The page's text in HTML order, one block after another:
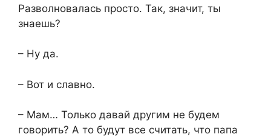
Разволновалась просто. Так, значит, ты
знаешь?
– Ну да.
– Вот и славно.
– Мам… Только давай другим не будем
говорить? А то будут все считать, что папа